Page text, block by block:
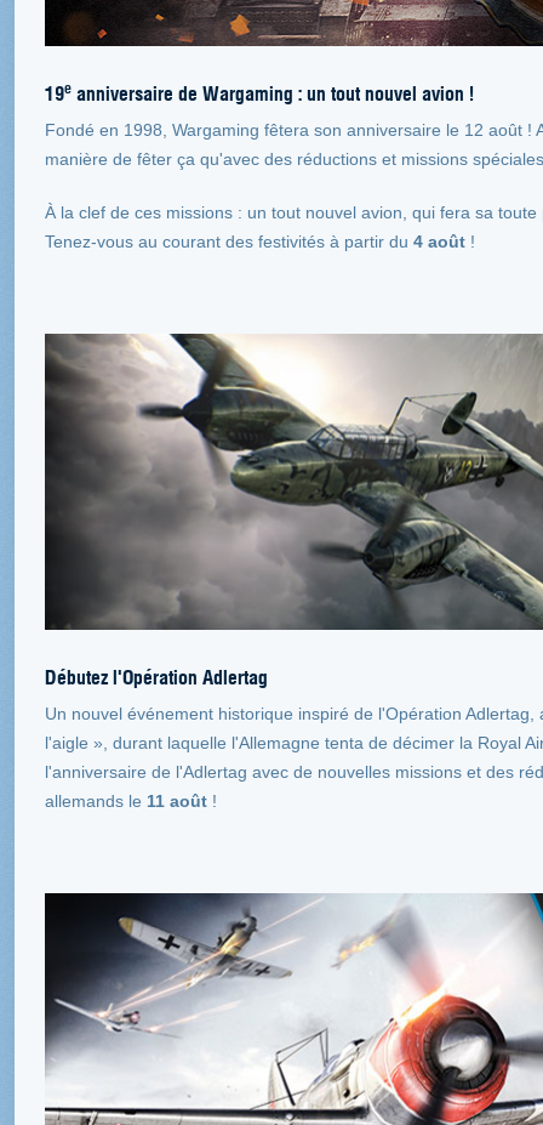
19e anniversaire de Wargaming : un tout nouvel avion !
Fondé en 1998, Wargaming fêtera son anniversaire le 12 août !
manière de fêter ça qu'avec des réductions et missions
À la clef de ces missions : un tout nouvel avion, qui fera sa
Tenez-vous au courant des festivités à partir du 4 août !
Débutez l'Opération Adlertag
Un nouvel événement historique inspiré de l'Opération
l'aigle », durant laquelle l'Allemagne tenta de décimer la Royal
l'anniversaire de l'Adlertag avec de nouvelles missions et des
allemands le 11 août !